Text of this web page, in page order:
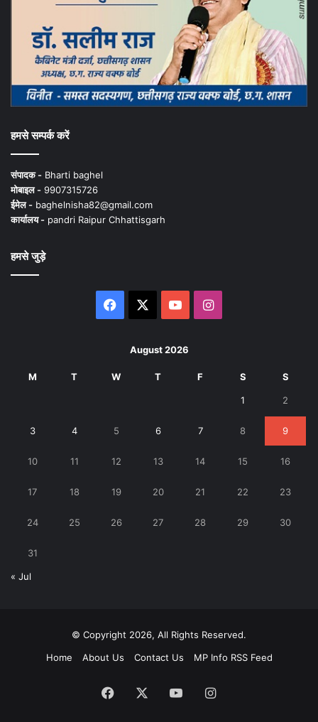
हमसे सम्पर्क करें
संपादक - Bharti baghel
मोबाइल - 9907315726
ईमेल - baghelnisha82@gmail.com
कार्यालय - pandri Raipur Chhattisgarh
हमसे जुड़े
Facebook YouTubeInstagram
August 2026
M T W T F S S
1 2
3 4 5 6 7 8 9
10 11 12 13 14 15 16
17 18 19 20 21 22 23
24 25 26 27 28 29 30
31
« Jul
© Copyright 2026, All Rights Reserved.
Home
About Us Contact Us MP Info RSS Feed
Facebook YouTubeInstagram